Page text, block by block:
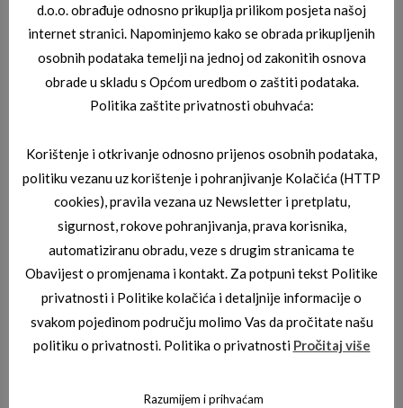
JOOP DIOPTRIJSKI OKVIRI
JOOP 08_1184_4808
JOOP 08_3281_8100
d.o.o. obrađuje odnosno prikuplja prilikom posjeta našoj
internet stranici. Napominjemo kako se obrada prikupljenih
osobnih podataka temelji na jednoj od zakonitih osnova
obrade u skladu s Općom uredbom o zaštiti podataka.
Politika zaštite privatnosti obuhvaća:
Korištenje i otkrivanje odnosno prijenos osobnih podataka,
politiku vezanu uz korištenje i pohranjivanje Kolačića (HTTP
cookies), pravila vezana uz Newsletter i pretplatu,
sigurnost, rokove pohranjivanja, prava korisnika,
automatiziranu obradu, veze s drugim stranicama te
Obavijest o promjenama i kontakt. Za potpuni tekst Politike
privatnosti i Politike kolačića i detaljnije informacije o
svakom pojedinom području molimo Vas da pročitate našu
politiku o privatnosti. Politika o privatnosti Pročitaj više
Razumijem i prihvaćam